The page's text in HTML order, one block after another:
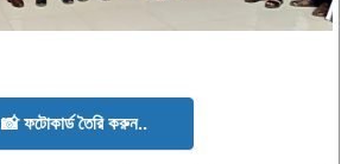
📸 ফটোকার্ড তৈরি করুন..